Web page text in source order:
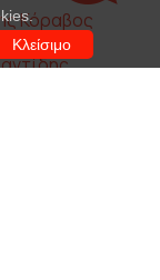
Κόραβος
Κλείσιμο